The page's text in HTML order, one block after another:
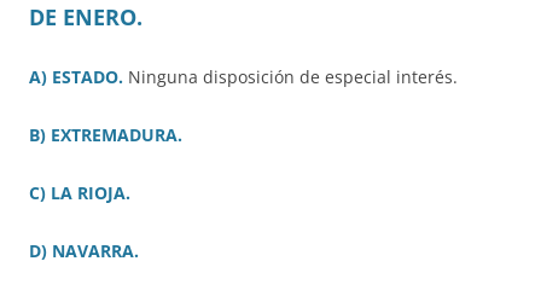
DE ENERO.
A) ESTADO. Ninguna disposición de especial interés.
B) EXTREMADURA.
C) LA RIOJA.
D) NAVARRA.